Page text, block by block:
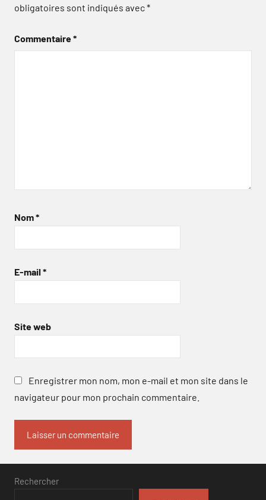
obligatoires sont indiqués avec*
Commentaire*
Nom*
E-mail *
Site web
Enregistrer mon nom, mon e-mail et mon site dans le
navigateur pour mon prochain commentaire.
Rechercher